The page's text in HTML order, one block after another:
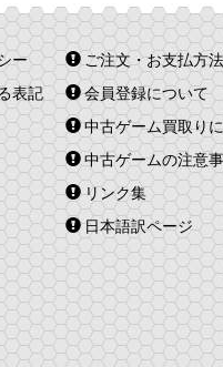
ー
表記
ご注文・お支払方
会員登録について
中古ゲーム買取り
中古ゲームの注意
リンク集
日本語訳ページ